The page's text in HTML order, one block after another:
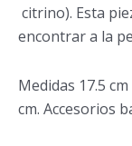
citrino). Esta
encontrar a la
Medidas 17.5
cm. Accesorios